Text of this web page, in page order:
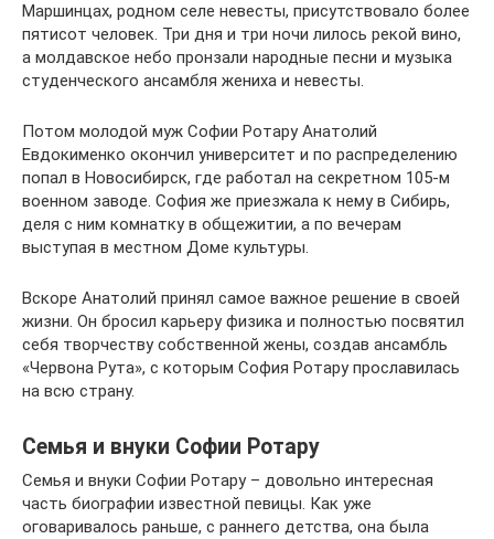
Маршинцах, родном селе невесты, присутствовало более
пятисот человек. Три дня и три ночи лилось рекой вино,
а молдавское небо пронзали народные песни и музыка
студенческого ансамбля жениха и невесты.
Потом молодой муж Софии Ротару Анатолий
Евдокименко окончил университет и по распределению
попал в Новосибирск, где работал на секретном 105-м
военном заводе. София же приезжала к нему в Сибирь,
деля с ним комнатку в общежитии, а по вечерам
выступая в местном Доме культуры.
Вскоре Анатолий принял самое важное решение в своей
жизни. Он бросил карьеру физика и полностью посвятил
себя творчеству собственной жены, создав ансамбль
«Червона Рута», с которым София Ротару прославилась
на всю страну.
Семья и внуки Софии Ротару
Семья и внуки Софии Ротару – довольно интересная
часть биографии известной певицы. Как уже
оговаривалось раньше, с раннего детства, она была